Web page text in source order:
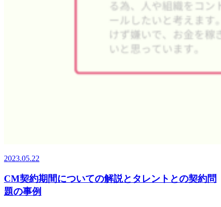
2023.05.22
CM契約期間についての解説とタレントとの契約問
題の事例